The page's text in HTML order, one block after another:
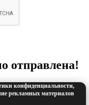
отправлена!
конфиденциальности,
рекламных материалов